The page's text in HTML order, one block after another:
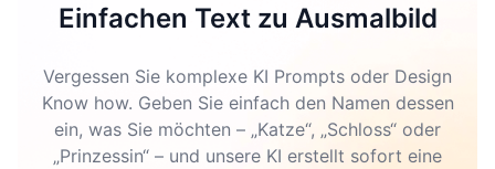
Einfachen Text zu Ausmalbild
Vergessen Sie komplexe KI Prompts oder Design
Know how. Geben Sie einfach den Namen dessen
ein, was Sie möchten – „Katze“, „Schloss“ oder
„Prinzessin“ – und unsere KI erstellt sofort eine